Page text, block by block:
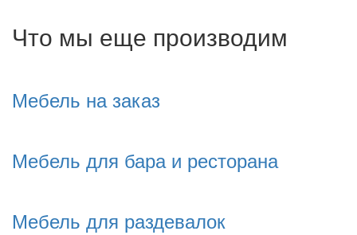
Что мы еще производим
Мебель на заказ
Мебель для бара и ресторана
Мебель для раздевалок